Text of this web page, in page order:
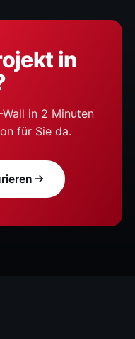
in
in 2 Minuten
für Sie da.